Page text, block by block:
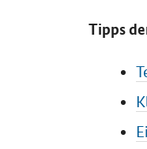
Tipps